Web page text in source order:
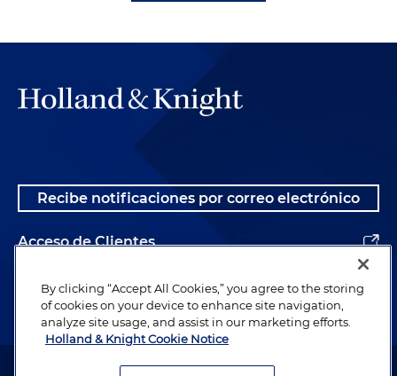
Recibe notificaciones por correo electrónico
Acceso de Clientes
Alumnos
Abogado publicitario. © 1996– 2026 Holland & Knight LLP. Todos los
By clicking “Accept All Cookies,” you agree to the storing
of cookies on your device to enhance site navigation,
analyze site usage, and assist in our marketing efforts.
Holland & Knight Cookie Notice